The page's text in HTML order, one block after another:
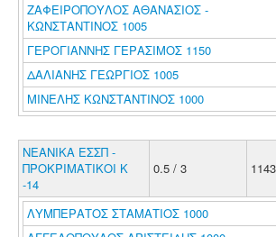
ΖΑΦΕΙΡΟΠΟΥΛΟΣ ΑΘΑΝΑΣΙΟΣ -
ΚΩΝΣΤΑΝΤΙΝΟΣ 1005
ΓΕΡΟΓΙΑΝΝΗΣ ΓΕΡΑΣΙΜΟΣ 1150
ΔΑΛΙΑΝΗΣ ΓΕΩΡΓΙΟΣ 1005
ΜΙΝΕΛΗΣ ΚΩΝΣΤΑΝΤΙΝΟΣ 1000
ΝΕΑΝΙΚΑ ΕΣΣΠ -
ΠΡΟΚΡΙΜΑΤΙΚΟΙ Κ
-14
0.5 / 3
ΛΥΜΠΕΡΑΤΟΣ ΣΤΑΜΑΤΙΟΣ 1000